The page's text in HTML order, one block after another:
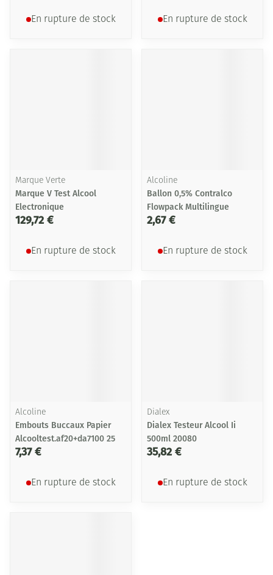
En rupture de stock En rupture de stock
Marque Verte
Marque V Test Alcool
Electronique
129,72 €
En rupture de stock
Alcoline
Ballon 0,5% Contralco
Flowpack Multilingue
2,67 €
En rupture de stock
Alcoline
Embouts Buccaux Papier
Alcooltest.af20+da7100 25
7,37 €
En rupture de stock
Dialex
Dialex Testeur Alcool Ii
500ml 20080
35,82 €
En rupture de stock